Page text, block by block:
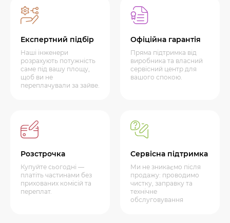
Експертний підбір
Наші інженери
розрахують потужність
саме під вашу площу,
щоб ви не
переплачували за зайве.
Офіційна гарантія
Пряма підтримка від
виробника та власний
сервісний центр для
вашого спокою.
Розстрочка
Купуйте сьогодні —
платіть частинами без
прихованих комісій та
переплат.
Сервісна підтримка
Ми не зникаємо після
продажу: проводимо
чистку, заправку та
технічне
обслуговування